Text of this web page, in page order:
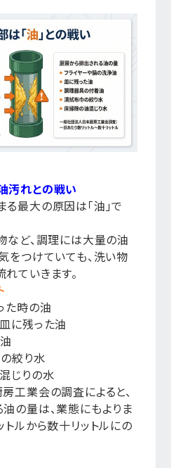
れとの戦い
最大の原因は「油」で
など、調理には大量の油
をつけていても、洗い物
ていきます。
た時の油
に残った油
絞り水
じりの水
工業会の調査によると、
の量は、業態にもよりま
トルから数十リットルにの